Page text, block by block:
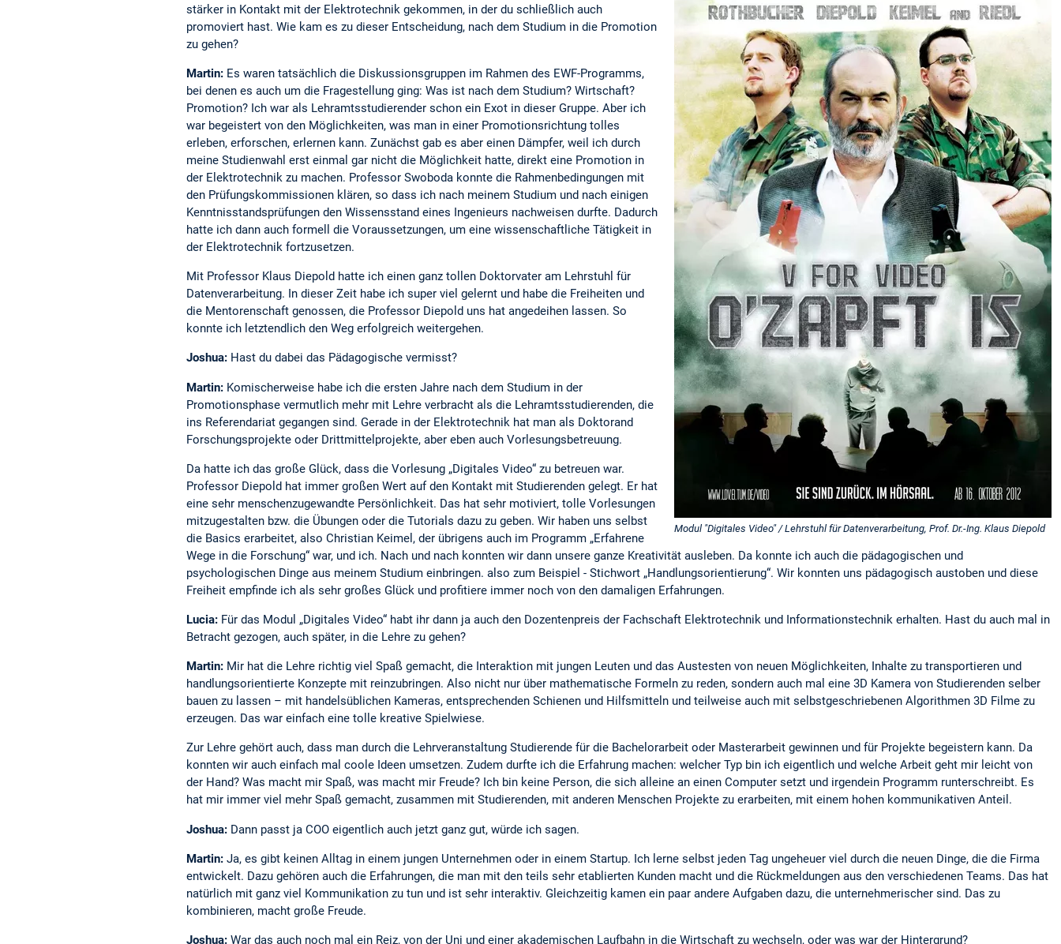
Modul "Digitales Video" / Lehrstuhl für Datenverarbeitung, Prof. Dr.-Ing. Klaus Diepold
stärker in Kontakt mit der Elektrotechnik gekommen, in der du schließlich auch
promoviert hast. Wie kam es zu dieser Entscheidung, nach dem Studium in die Promotion
zu gehen?
Martin: Es waren tatsächlich die Diskussionsgruppen im Rahmen des EWF-Programms,
bei denen es auch um die Fragestellung ging: Was ist nach dem Studium? Wirtschaft?
Promotion? Ich war als Lehramtsstudierender schon ein Exot in dieser Gruppe. Aber ich
war begeistert von den Möglichkeiten, was man in einer Promotionsrichtung tolles
erleben, erforschen, erlernen kann. Zunächst gab es aber einen Dämpfer, weil ich durch
meine Studienwahl erst einmal gar nicht die Möglichkeit hatte, direkt eine Promotion in
der Elektrotechnik zu machen. Professor Swoboda konnte die Rahmenbedingungen mit
den Prüfungskommissionen klären, so dass ich nach meinem Studium und nach einigen
Kenntnisstandsprüfungen den Wissensstand eines Ingenieurs nachweisen durfte. Dadurch
hatte ich dann auch formell die Voraussetzungen, um eine wissenschaftliche Tätigkeit in
der Elektrotechnik fortzusetzen.
Mit Professor Klaus Diepold hatte ich einen ganz tollen Doktorvater am Lehrstuhl für
Datenverarbeitung. In dieser Zeit habe ich super viel gelernt und habe die Freiheiten und
die Mentorenschaft genossen, die Professor Diepold uns hat angedeihen lassen. So
konnte ich letztendlich den Weg erfolgreich weitergehen.
Joshua: Hast du dabei das Pädagogische vermisst?
Martin: Komischerweise habe ich die ersten Jahre nach dem Studium in der
Promotionsphase vermutlich mehr mit Lehre verbracht als die Lehramtsstudierenden, die
ins Referendariat gegangen sind. Gerade in der Elektrotechnik hat man als Doktorand
Forschungsprojekte oder Drittmittelprojekte, aber eben auch Vorlesungsbetreuung.
Da hatte ich das große Glück, dass die Vorlesung „Digitales Video“ zu betreuen war.
Professor Diepold hat immer großen Wert auf den Kontakt mit Studierenden gelegt. Er hat
eine sehr menschenzugewandte Persönlichkeit. Das hat sehr motiviert, tolle Vorlesungen
mitzugestalten bzw. die Übungen oder die Tutorials dazu zu geben. Wir haben uns selbst
die Basics erarbeitet, also Christian Keimel, der übrigens auch im Programm „Erfahrene
Wege in die Forschung“ war, und ich. Nach und nach konnten wir dann unsere ganze Kreativität ausleben. Da konnte ich auch die pädagogischen und
psychologischen Dinge aus meinem Studium einbringen. also zum Beispiel - Stichwort „Handlungsorientierung“. Wir konnten uns pädagogisch austoben und diese
Freiheit empfinde ich als sehr großes Glück und profitiere immer noch von den damaligen Erfahrungen.
Lucia: Für das Modul „Digitales Video“ habt ihr dann ja auch den Dozentenpreis der Fachschaft Elektrotechnik und Informationstechnik erhalten. Hast du auch mal in
Betracht gezogen, auch später, in die Lehre zu gehen?
Martin: Mir hat die Lehre richtig viel Spaß gemacht, die Interaktion mit jungen Leuten und das Austesten von neuen Möglichkeiten, Inhalte zu transportieren und
handlungsorientierte Konzepte mit reinzubringen. Also nicht nur über mathematische Formeln zu reden, sondern auch mal eine 3D Kamera von Studierenden selber
bauen zu lassen – mit handelsüblichen Kameras, entsprechenden Schienen und Hilfsmitteln und teilweise auch mit selbstgeschriebenen Algorithmen 3D Filme zu
erzeugen. Das war einfach eine tolle kreative Spielwiese.
Zur Lehre gehört auch, dass man durch die Lehrveranstaltung Studierende für die Bachelorarbeit oder Masterarbeit gewinnen und für Projekte begeistern kann. Da
konnten wir auch einfach mal coole Ideen umsetzen. Zudem durfte ich die Erfahrung machen: welcher Typ bin ich eigentlich und welche Arbeit geht mir leicht von
der Hand? Was macht mir Spaß, was macht mir Freude? Ich bin keine Person, die sich alleine an einen Computer setzt und irgendein Programm runterschreibt. Es
hat mir immer viel mehr Spaß gemacht, zusammen mit Studierenden, mit anderen Menschen Projekte zu erarbeiten, mit einem hohen kommunikativen Anteil.
Joshua: Dann passt ja COO eigentlich auch jetzt ganz gut, würde ich sagen.
Martin: Ja, es gibt keinen Alltag in einem jungen Unternehmen oder in einem Startup. Ich lerne selbst jeden Tag ungeheuer viel durch die neuen Dinge, die die Firma
entwickelt. Dazu gehören auch die Erfahrungen, die man mit den teils sehr etablierten Kunden macht und die Rückmeldungen aus den verschiedenen Teams. Das hat
natürlich mit ganz viel Kommunikation zu tun und ist sehr interaktiv. Gleichzeitig kamen ein paar andere Aufgaben dazu, die unternehmerischer sind. Das zu
kombinieren, macht große Freude.
Joshua: War das auch noch mal ein Reiz, von der Uni und einer akademischen Laufbahn in die Wirtschaft zu wechseln, oder was war der Hintergrund?